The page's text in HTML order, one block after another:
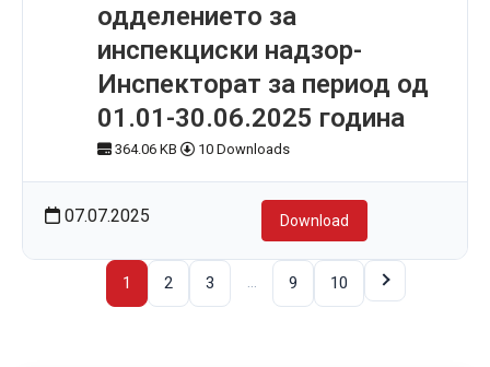
одделението за
инспекциски надзор-
Инспекторат за период од
01.01-30.06.2025 година
364.06 KB 10 Downloads
07.07.2025 Download
1 2 3 … 9 10